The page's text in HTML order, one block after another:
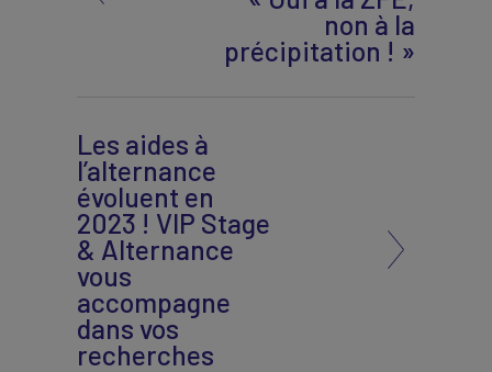
non à la
précipitation ! »
Les aides à
l’alternance
évoluent en
2023 ! VIP Stage
& Alternance
vous
accompagne
dans vos
recherches